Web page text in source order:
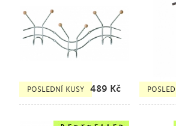
POSLEDNÍ KUSY 489 Kč